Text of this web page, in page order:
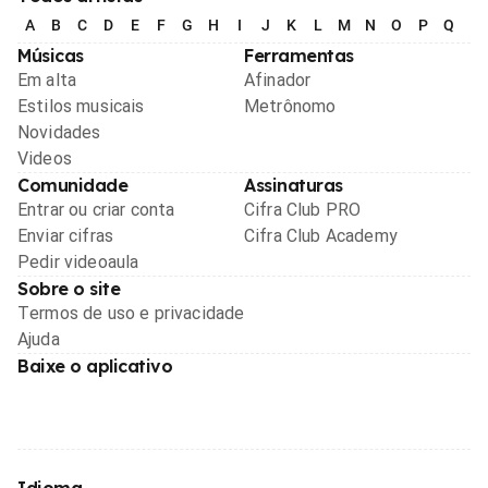
A B C D E F G H I J K L M N O P Q
Músicas
Em alta
Estilos musicais
Novidades
Videos
Ferramentas
Afinador
Metrônomo
Comunidade
Entrar ou criar conta
Enviar cifras
Pedir videoaula
Assinaturas
Cifra Club PRO
Cifra Club Academy
Sobre o site
Termos de uso e privacidade
Ajuda
Baixe o aplicativo